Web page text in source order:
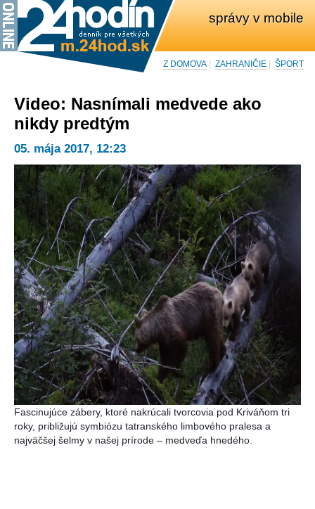
správy v mobile
Z DOMOVA ZAHRANIČIE ŠPORT
Video: Nasnímali medvede ako
nikdy predtým
05. mája 2017, 12:23
Fascinujúce zábery, ktoré nakrúcali tvorcovia pod Kriváňom tri
roky, približujú symbiózu tatranského limbového pralesa a
najväčšej šelmy v našej prírode – medveďa hnedého.